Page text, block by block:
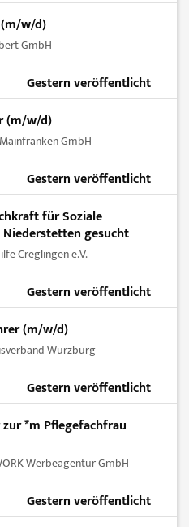
w/d)
GmbH
Gestern veröffentlicht
(m/w/d)
GmbH
Gestern veröffentlicht
für Soziale
gesucht
Creglingen e.V.
Gestern veröffentlicht
(m/w/d)
Würzburg
Gestern veröffentlicht
*m Pflegefachfrau
Werbeagentur GmbH
Gestern veröffentlicht